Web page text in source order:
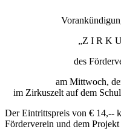
„Z I R K
des
am Mittwoch,
im Zirkuszelt auf dem
Der Eintrittspreis von € 14,--
Förderverein und dem